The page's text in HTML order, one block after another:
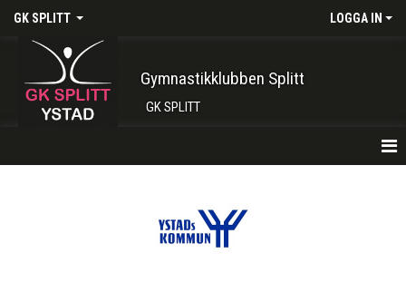
GK SPLITT LOGGA IN
Gymnastikklubben Splitt
GK SPLITT